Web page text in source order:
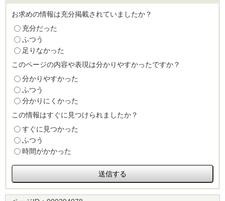
お求めの情報は充分掲載されていましたか？
充分だった
ふつう
足りなかった
このページの内容や表現は分かりやすかったですか？
分かりやすかった
ふつう
分かりにくかった
この情報はすぐに見つけられましたか？
すぐに見つかった
ふつう
時間がかかった